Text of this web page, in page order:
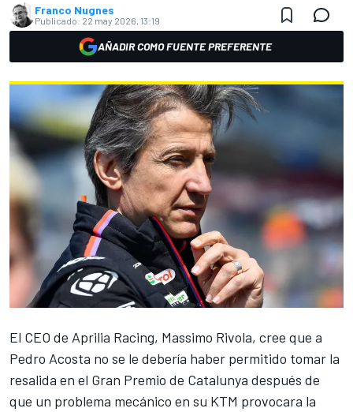
Franco Nugnes
Publicado: 22 may 2026, 13:19
AÑADIR COMO FUENTE PREFERENTE
El CEO de Aprilia Racing, Massimo Rivola, cree que a
Pedro Acosta no se le debería haber permitido tomar la
resalida en el Gran Premio de Catalunya después de
que un problema mecánico en su KTM provocara la